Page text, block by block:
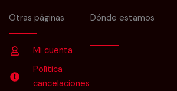
Otras páginas
Mi cuenta
Política
cancelaciones
Dónde estamos